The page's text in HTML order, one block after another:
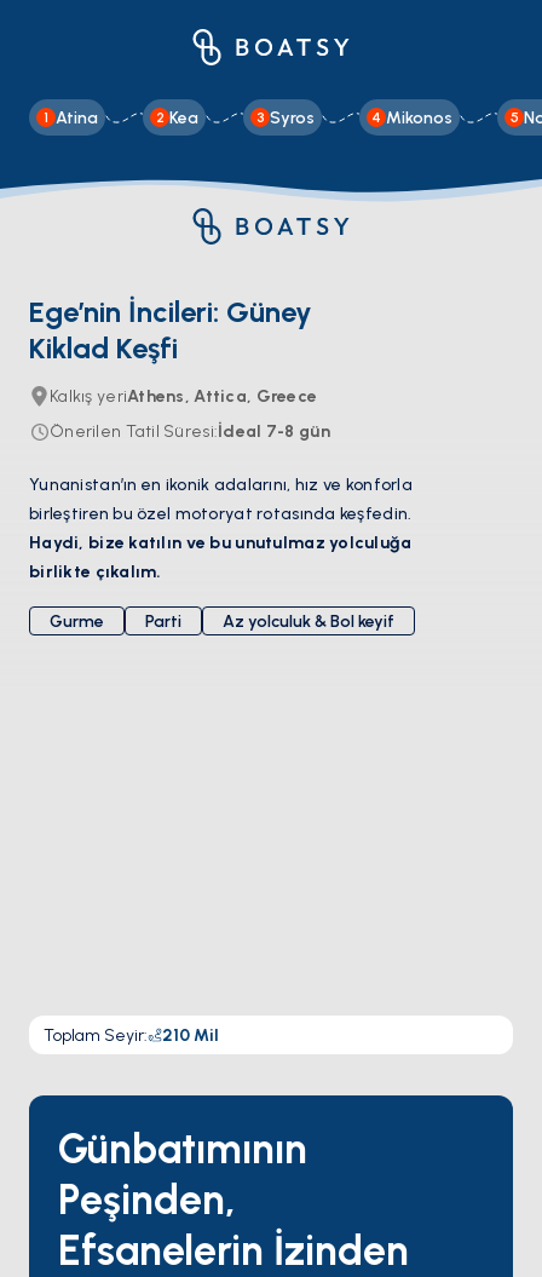
1 Atina 2 Kea 3 Syros 4 Mikonos 5
Ege’nin İncileri: Güney
Kiklad Keşfi
Kalkış yeriAthens, Attica, Greece
Önerilen Tatil Süresi:İdeal 7-8 gün
Yunanistan’ın en ikonik adalarını, hız ve konforla
birleştiren bu özel motoryat rotasında keşfedin.
Haydi, bize katılın ve bu unutulmaz yolculuğa
birlikte çıkalım.
Gurme Parti Az yolculuk & Bol keyif
Toplam Seyir: 210 Mil
Günbatımının
Peşinden,
Efsanelerin İzinden